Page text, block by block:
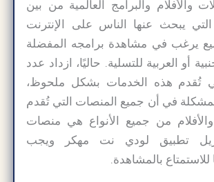
والأفلام والبرامج العالمية من بين
التي يبحث عنها الناس على الإنترنت
يرغب في مشاهدة برامجه المفضلة
أو العربية للتسلية. حاليًا، ازداد عدد
تُقدم هذه الخدمات بشكل ملحوظ،
في أن جميع المنصات التي تُقدم
من جميع الأنواع هي منصات
تطبيق لودي نت مهكر ويجب
بالمشاهدة.